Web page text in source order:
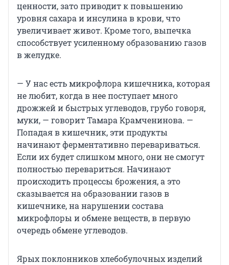
ценности, зато приводит к повышению
уровня сахара и инсулина в крови, что
увеличивает живот. Кроме того, выпечка
способствует усиленному образованию газов
в желудке.
— У нас есть микрофлора кишечника, которая
не любит, когда в нее поступает много
дрожжей и быстрых углеводов, грубо говоря,
муки, — говорит Тамара Крамченинова. —
Попадая в кишечник, эти продукты
начинают ферментативно перевариваться.
Если их будет слишком много, они не смогут
полностью перевариться. Начинают
происходить процессы брожения, а это
сказывается на образовании газов в
кишечнике, на нарушении состава
микрофлоры и обмене веществ, в первую
очередь обмене углеводов.
Ярых поклонников хлебобулочных изделий